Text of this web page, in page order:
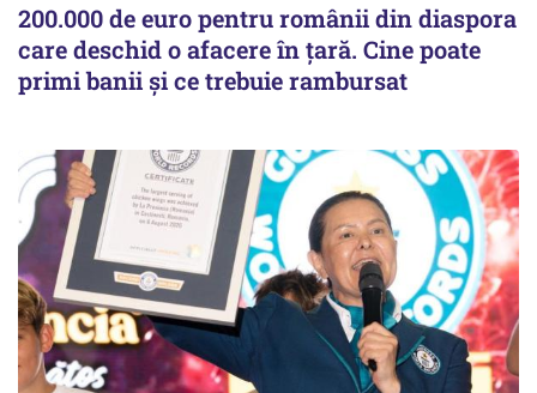
200.000 de euro pentru românii din diaspora
care deschid o afacere în țară. Cine poate
primi banii și ce trebuie rambursat